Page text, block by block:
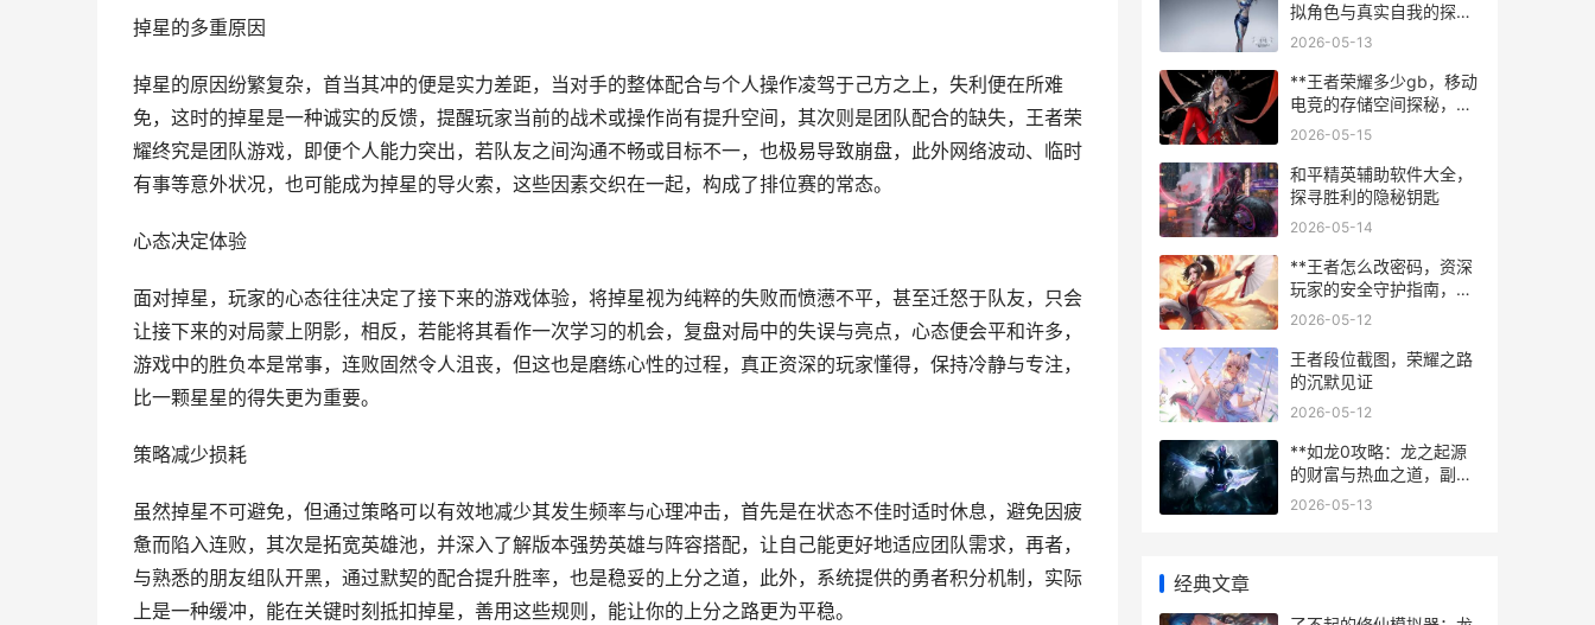
掉星的多重原因
掉星的原因纷繁复杂，首当其冲的便是实力差距，当对手的整体配合与个人操作凌驾于己方之上，失利便在所难
免，这时的掉星是一种诚实的反馈，提醒玩家当前的战术或操作尚有提升空间，其次则是团队配合的缺失，王者荣
耀终究是团队游戏，即便个人能力突出，若队友之间沟通不畅或目标不一，也极易导致崩盘，此外网络波动、临时
有事等意外状况，也可能成为掉星的导火索，这些因素交织在一起，构成了排位赛的常态。
心态决定体验
面对掉星，玩家的心态往往决定了接下来的游戏体验，将掉星视为纯粹的失败而愤懑不平，甚至迁怒于队友，只会
让接下来的对局蒙上阴影，相反，若能将其看作一次学习的机会，复盘对局中的失误与亮点，心态便会平和许多，
游戏中的胜负本是常事，连败固然令人沮丧，但这也是磨练心性的过程，真正资深的玩家懂得，保持冷静与专注，
比一颗星星的得失更为重要。
策略减少损耗
虽然掉星不可避免，但通过策略可以有效地减少其发生频率与心理冲击，首先是在状态不佳时适时休息，避免因疲
惫而陷入连败，其次是拓宽英雄池，并深入了解版本强势英雄与阵容搭配，让自己能更好地适应团队需求，再者，
与熟悉的朋友组队开黑，通过默契的配合提升胜率，也是稳妥的上分之道，此外，系统提供的勇者积分机制，实际
上是一种缓冲，能在关键时刻抵扣掉星，善用这些规则，能让你的上分之路更为平稳。
拟角色与真实自我的探索
之旅
2026-05-13
**王者荣耀多少gb，移动
电竞的存储空间探秘，副
标题，从容量变迁看国民
2026-05-15
和平精英辅助软件大全，
探寻胜利的隐秘钥匙
2026-05-14
**王者怎么改密码，资深
玩家的安全守护指南，副
标题，账号安全与便捷修
2026-05-12
王者段位截图，荣耀之路
的沉默见证
2026-05-12
**如龙0攻略：龙之起源
的财富与热血之道，副标
题：双主角交织的极道黄
2026-05-13
经典文章